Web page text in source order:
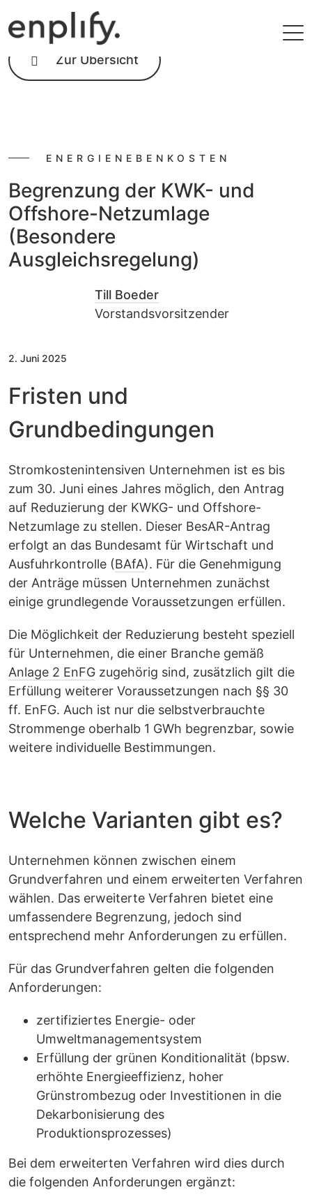
Zur Übersicht
ENERGIENEBENKOSTEN
Begrenzung der KWK- und
Offshore-Netzumlage
(Besondere
Ausgleichsregelung)
Till Boeder
Vorstandsvorsitzender
2. Juni 2025
Fristen und
Grundbedingungen
Stromkostenintensiven Unternehmen ist es bis
zum 30. Juni eines Jahres möglich, den Antrag
auf Reduzierung der KWKG- und Offshore-
Netzumlage zu stellen. Dieser BesAR-Antrag
erfolgt an das Bundesamt für Wirtschaft und
Ausfuhrkontrolle (BAfA). Für die Genehmigung
der Anträge müssen Unternehmen zunächst
einige grundlegende Voraussetzungen erfüllen.
Die Möglichkeit der Reduzierung besteht speziell
für Unternehmen, die einer Branche gemäß
Anlage 2 EnFG zugehörig sind, zusätzlich gilt die
Erfüllung weiterer Voraussetzungen nach §§ 30
ff. EnFG. Auch ist nur die selbstverbrauchte
Strommenge oberhalb 1 GWh begrenzbar, sowie
weitere individuelle Bestimmungen.
Welche Varianten gibt es?
Unternehmen können zwischen einem
Grundverfahren und einem erweiterten Verfahren
wählen. Das erweiterte Verfahren bietet eine
umfassendere Begrenzung, jedoch sind
entsprechend mehr Anforderungen zu erfüllen.
Für das Grundverfahren gelten die folgenden
Anforderungen:
zertifiziertes Energie- oder
Umweltmanagementsystem
Erfüllung der grünen Konditionalität (bpsw.
erhöhte Energieeffizienz, hoher
Grünstrombezug oder Investitionen in die
Dekarbonisierung des
Produktionsprozesses)
Bei dem erweiterten Verfahren wird dies durch
die folgenden Anforderungen ergänzt: